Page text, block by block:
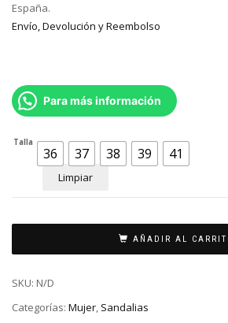
España.
Envío, Devolución y Reembolso
Para más información
Talla
36 37 38 39 41
Limpiar
AÑADIR AL
SKU: N/D
Categorías: Mujer, Sandalias